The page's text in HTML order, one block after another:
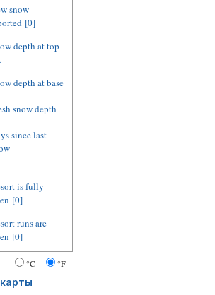
snow
[0]
depth at top
depth at base
snow depth
since last
is fully
[0]
runs are
[0]
°C °F